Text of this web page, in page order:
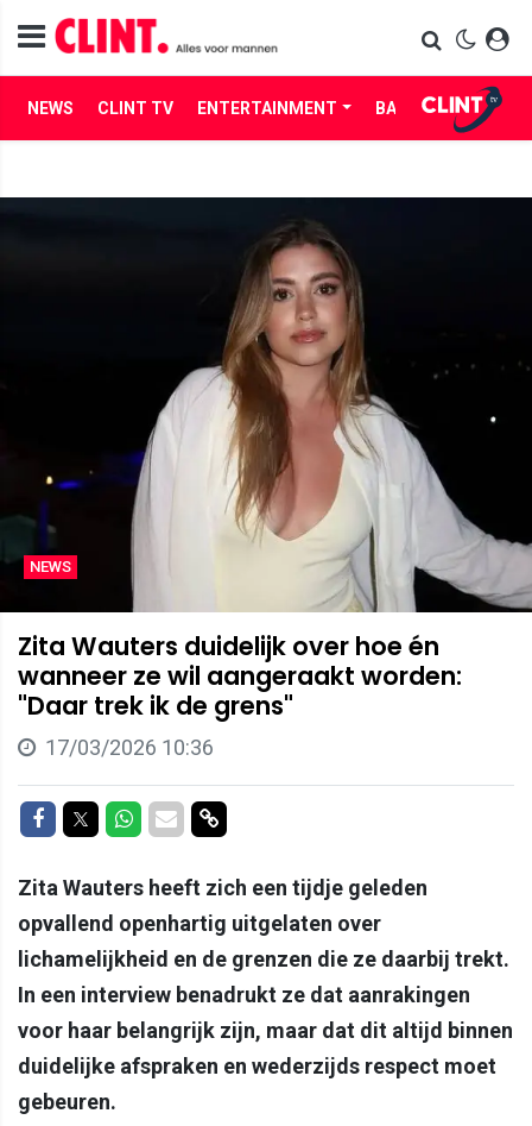
NEWS CLINT TV ENTERTAINMENT BABES LIFE
NEWS
Zita Wauters duidelijk over hoe én
wanneer ze wil aangeraakt worden:
"Daar trek ik de grens"
17/03/2026 10:36
Delen op Facebook
Delen op Twitter
Delen op Whatsapp
Delen via Mail
Delen via link
Zita Wauters heeft zich een tijdje geleden
opvallend openhartig uitgelaten over
lichamelijkheid en de grenzen die ze daarbij trekt.
In een interview benadrukt ze dat aanrakingen
voor haar belangrijk zijn, maar dat dit altijd binnen
duidelijke afspraken en wederzijds respect moet
gebeuren.